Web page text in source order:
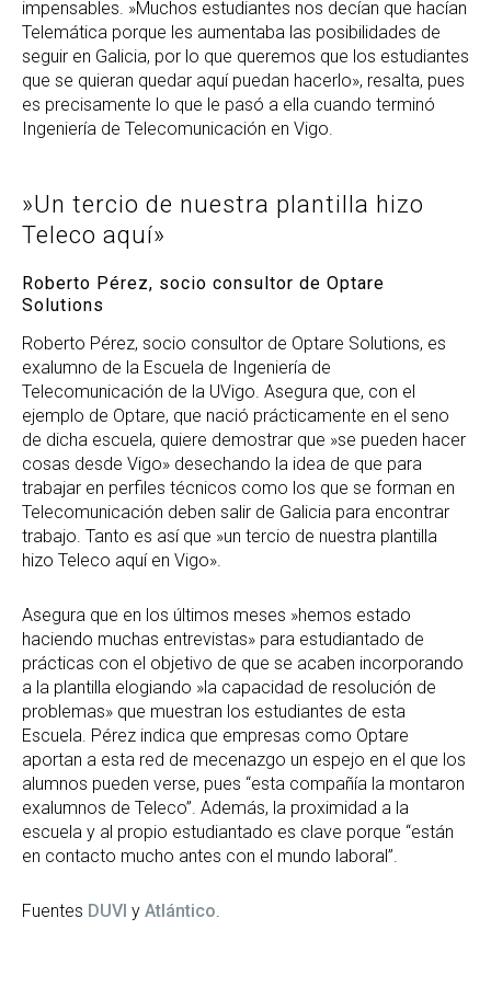
impensables. »Muchos estudiantes nos decían que hacían
Telemática porque les aumentaba las posibilidades de
seguir en Galicia, por lo que queremos que los estudiantes
que se quieran quedar aquí puedan hacerlo», resalta, pues
es precisamente lo que le pasó a ella cuando terminó
Ingeniería de Telecomunicación en Vigo.
»Un tercio de nuestra plantilla hizo
Teleco aquí»
Roberto Pérez, socio consultor de Optare
Solutions
Roberto Pérez, socio consultor de Optare Solutions, es
exalumno de la Escuela de Ingeniería de
Telecomunicación de la UVigo. Asegura que, con el
ejemplo de Optare, que nació prácticamente en el seno
de dicha escuela, quiere demostrar que »se pueden hacer
cosas desde Vigo» desechando la idea de que para
trabajar en perfiles técnicos como los que se forman en
Telecomunicación deben salir de Galicia para encontrar
trabajo. Tanto es así que »un tercio de nuestra plantilla
hizo Teleco aquí en Vigo».
Asegura que en los últimos meses »hemos estado
haciendo muchas entrevistas» para estudiantado de
prácticas con el objetivo de que se acaben incorporando
a la plantilla elogiando »la capacidad de resolución de
problemas» que muestran los estudiantes de esta
Escuela. Pérez indica que empresas como Optare
aportan a esta red de mecenazgo un espejo en el que los
alumnos pueden verse, pues “esta compañía la montaron
exalumnos de Teleco”. Además, la proximidad a la
escuela y al propio estudiantado es clave porque “están
en contacto mucho antes con el mundo laboral”.
Fuentes DUVI y Atlántico